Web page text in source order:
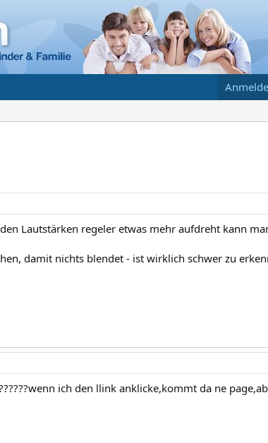
Lautstärken regeler etwas mehr aufdreht kann
damit nichts blendet - ist wirklich schwer zu
ich den llink anklicke,kommt da ne